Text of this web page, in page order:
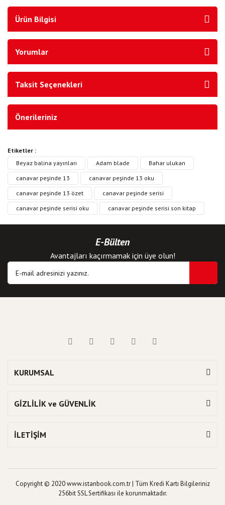
Ürün Bilgisi
Yorumlar
Taksit Seçenekleri
Önerileriniz
Etiketler :
Beyaz balina yayınları
Adam blade
Bahar ulukan
canavar peşinde 13
canavar peşinde 13 oku
canavar peşinde 13 özet
canavar peşinde serisi
canavar peşinde serisi oku
canavar peşinde serisi son kitap
E-Bülten
Avantajları kaçırmamak için üye olun!
KURUMSAL
GİZLİLİK ve GÜVENLİK
İLETİŞİM
Copyright © 2020 www.istanbook.com.tr | Tüm Kredi Kartı Bilgileriniz
256bit SSL Sertifikası ile korunmaktadır.